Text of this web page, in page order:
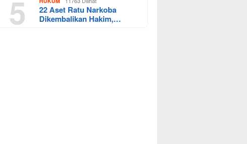
5
22 Aset Ratu Narkoba
Dikembalikan Hakim,…